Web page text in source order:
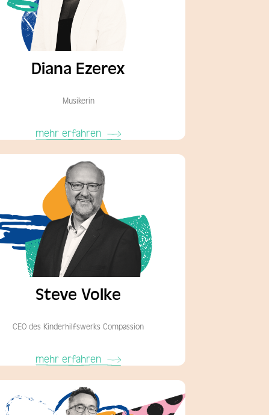
Diana Ezerex
Musikerin
mehr erfahren
Steve Volke
CEO des Kinderhilfswerks Compassion
mehr erfahren